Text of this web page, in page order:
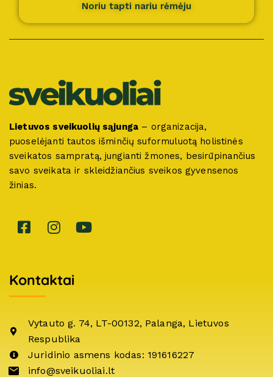
Noriu tapti nariu rėmėju
Lietuvos sveikuolių sąjunga – organizacija,
puoselėjanti tautos išminčių suformuluotą holistinės
sveikatos sampratą, jungianti žmones, besirūpinančius
savo sveikata ir skleidžiančius sveikos gyvensenos
žinias.
Kontaktai
Vytauto g. 74, LT-00132, Palanga, Lietuvos
Respublika
Juridinio asmens kodas: 191616227
info@sveikuoliai.lt